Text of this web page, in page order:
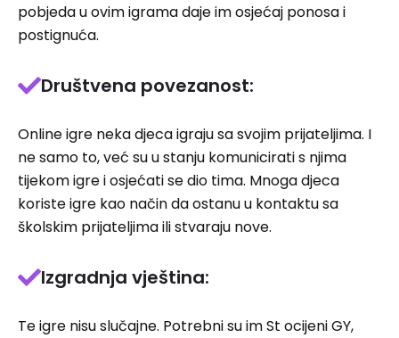
pobjeda u ovim igrama daje im osjećaj ponosa i
postignuća.
Društvena povezanost:
Online igre neka djeca igraju sa svojim prijateljima. I
ne samo to, već su u stanju komunicirati s njima
tijekom igre i osjećati se dio tima. Mnoga djeca
koriste igre kao način da ostanu u kontaktu sa
školskim prijateljima ili stvaraju nove.
Izgradnja vještina:
Te igre nisu slučajne. Potrebni su im St ocijeni GY,